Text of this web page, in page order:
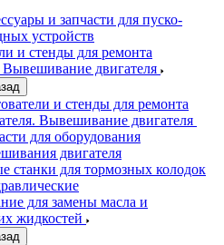
и запчасти для пуско-
устройств
и стенды для ремонта
Вывешивание двигателя
и стенды для ремонта
Вывешивание двигателя
для оборудования
двигателя
станки для тормозных колодок
для замены масла и
жидкостей